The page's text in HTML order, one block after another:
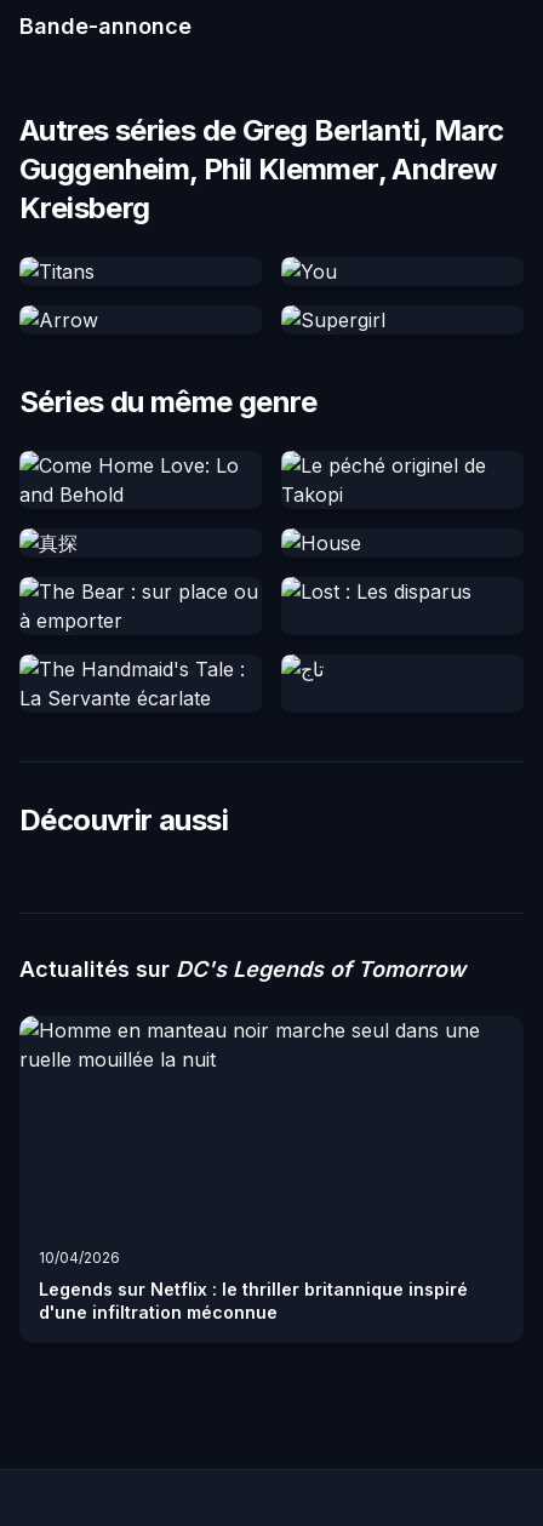
Bande-annonce
Autres séries de Greg Berlanti, Marc
Guggenheim, Phil Klemmer, Andrew
Kreisberg
Séries du même genre
Découvrir aussi
Actualités sur DC's Legends of Tomorrow
10/04/2026
Legends sur Netflix : le thriller britannique inspiré
d'une infiltration méconnue